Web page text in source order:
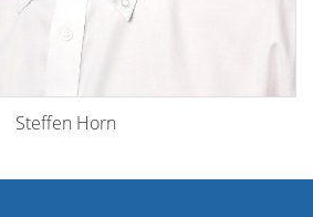
Steffen Horn